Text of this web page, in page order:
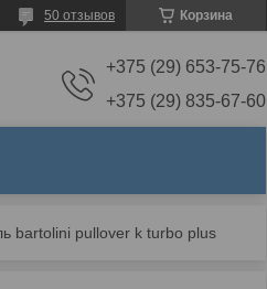
Корзина
50 отзывов
+375 (29) 653-75-76
+375 (29) 835-67-60
bartolini pullover k turbo plus